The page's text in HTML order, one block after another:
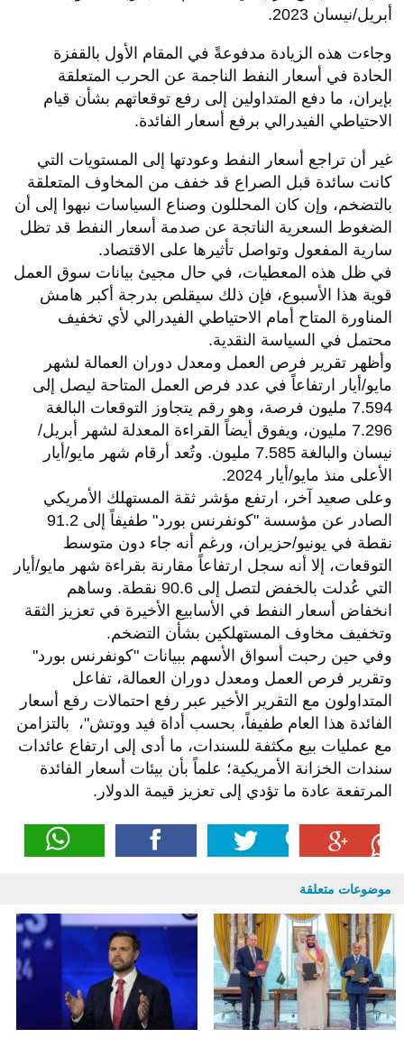
أبريل/نيسان 2023.
وجاءت هذه الزيادة مدفوعةً في المقام الأول بالقفزة
الحادة في أسعار النفط الناجمة عن الحرب المتعلقة
بإيران، ما دفع المتداولين إلى رفع توقعاتهم بشأن قيام
الاحتياطي الفيدرالي برفع أسعار الفائدة.
غير أن تراجع أسعار النفط وعودتها إلى المستويات التي
كانت سائدة قبل الصراع قد خفف من المخاوف المتعلقة
بالتضخم، وإن كان المحللون وصناع السياسات نبهوا إلى أن
الضغوط السعرية الناتجة عن صدمة أسعار النفط قد تظل
سارية المفعول وتواصل تأثيرها على الاقتصاد.
في ظل هذه المعطيات، في حال مجيئ بيانات سوق العمل
قوية هذا الأسبوع، فإن ذلك سيقلص بدرجة أكبر هامش
المناورة المتاح أمام الاحتياطي الفيدرالي لأي تخفيف
محتمل في السياسة النقدية.
وأظهر تقرير فرص العمل ومعدل دوران العمالة لشهر
مايو/أيار ارتفاعاً في عدد فرص العمل المتاحة ليصل إلى
7.594 مليون فرصة، وهو رقم يتجاوز التوقعات البالغة
7.296 مليون، ويفوق أيضاً القراءة المعدلة لشهر أبريل/
نيسان والبالغة 7.585 مليون. وتُعد أرقام شهر مايو/أيار
الأعلى منذ مايو/أيار 2024.
وعلى صعيد آخر، ارتفع مؤشر ثقة المستهلك الأمريكي
الصادر عن مؤسسة "كونفرنس بورد" طفيفاً إلى 91.2
نقطة في يونيو/حزيران، ورغم أنه جاء دون متوسط ​​
التوقعات، إلا أنه سجل ارتفاعاً مقارنة بقراءة شهر مايو/أيار
التي عُدلت بالخفض لتصل إلى 90.6 نقطة. وساهم
انخفاض أسعار النفط في الأسابيع الأخيرة في تعزيز الثقة
وتخفيف مخاوف المستهلكين بشأن التضخم.
وفي حين رحبت أسواق الأسهم ببيانات "كونفرنس بورد"
وتقرير فرص العمل ومعدل دوران العمالة، تفاعل
المتداولون مع التقرير الأخير عبر رفع احتمالات رفع أسعار
الفائدة هذا العام طفيفاً، بحسب أداة فيد ووتش"، بالتزامن
مع عمليات بيع مكثفة للسندات، ما أدى إلى ارتفاع عائدات
سندات الخزانة الأمريكية؛ علماً بأن بيئات أسعار الفائدة
المرتفعة عادة ما تؤدي إلى تعزيز قيمة الدولار.
موضوعات متعلقة